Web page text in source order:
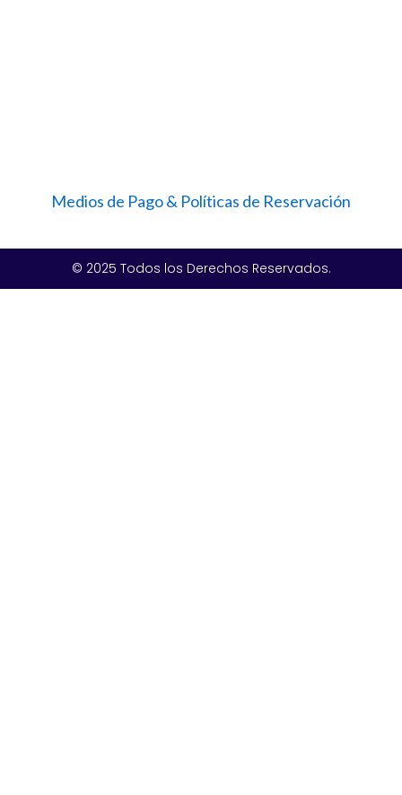
Medios de Pago & Políticas de Reservación
© 2025 Todos los Derechos Reservados.